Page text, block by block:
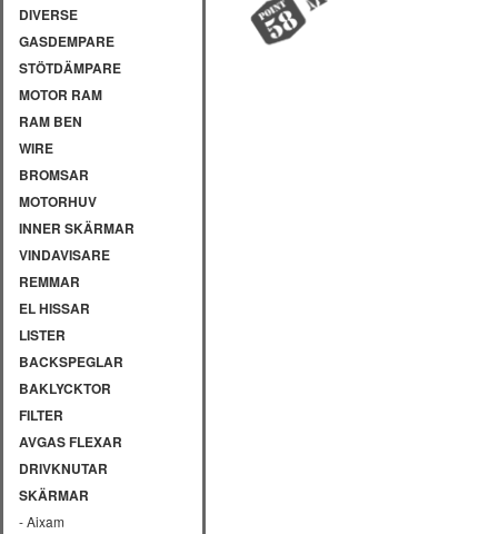
DIVERSE
GASDEMPARE
STÖTDÄMPARE
MOTOR RAM
RAM BEN
WIRE
BROMSAR
MOTORHUV
INNER SKÄRMAR
VINDAVISARE
REMMAR
EL HISSAR
LISTER
BACKSPEGLAR
BAKLYCKTOR
FILTER
AVGAS FLEXAR
DRIVKNUTAR
SKÄRMAR
- Aixam